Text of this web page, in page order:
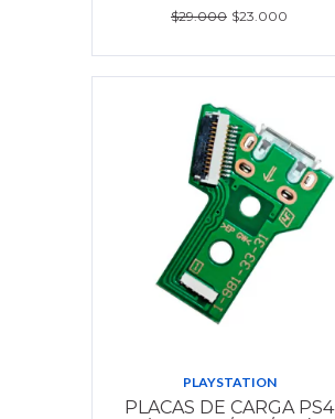
$29.000 $23.000
PLAYSTATION
PLACAS DE CARGA PS4